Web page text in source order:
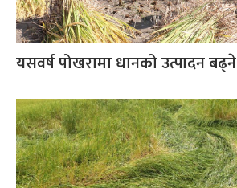
यसवर्ष पोखरामा धानको उत्पादन बढ्ने